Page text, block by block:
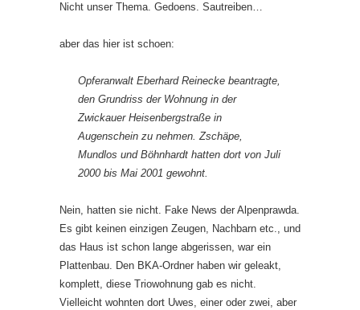
Nicht unser Thema. Gedoens. Sautreiben…
aber das hier ist schoen:
Opferanwalt Eberhard Reinecke beantragte,
den Grundriss der Wohnung in der
Zwickauer Heisenbergstraße in
Augenschein zu nehmen. Zschäpe,
Mundlos und Böhnhardt hatten dort von Juli
2000 bis Mai 2001 gewohnt.
Nein, hatten sie nicht. Fake News der Alpenprawda.
Es gibt keinen einzigen Zeugen, Nachbarn etc., und
das Haus ist schon lange abgerissen, war ein
Plattenbau. Den BKA-Ordner haben wir geleakt,
komplett, diese Triowohnung gab es nicht.
Vielleicht wohnten dort Uwes, einer oder zwei, aber